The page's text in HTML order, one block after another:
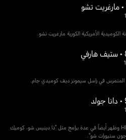
الأمريكية الكورية مارغريت تشو.
في راسل سيمونز ديف كوميدي جام.
يتسلم دانا جولد حلقة ون نايت ستاند من HBO وظهر أيضاً في عدة برامج مثل "ذا دينيس شو، كوميك
جون ستيورات شو".